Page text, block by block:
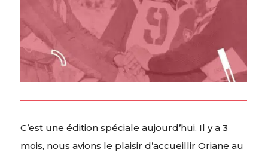
C’est une édition spéciale aujourd’hui. Il y a 3
mois, nous avions le plaisir d’accueillir Oriane au